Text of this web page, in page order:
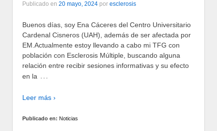
Publicado en 20 mayo, 2024 por esclerosis
Buenos días, soy Ena Cáceres del Centro Universitario
Cardenal Cisneros (UAH), además de ser afectada por
EM.Actualmente estoy llevando a cabo mi TFG con
población con Esclerosis Múltiple, buscando alguna
relación entre recibir sesiones informativas y su efecto
en la …
Leer más ›
Publicado en: Noticias